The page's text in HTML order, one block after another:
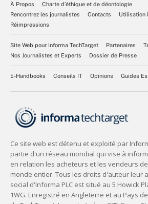
À Propos
Charte d’éthique et de déontologie
Rencontrez les journalistes
Contacts
Utilisation
Réimpressions
Site Web pour Informa TechTarget Partenaires
Nos Journalistes et Experts
Dossier de Presse
E-Handbooks Conseils IT Opinions Guides